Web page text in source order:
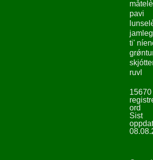
pavi
ti'
ruvl
15670
ord
Sist